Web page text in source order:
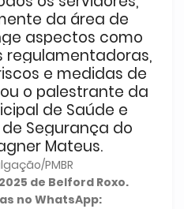
da área de
aspectos como
regulamentadoras,
e medidas de
o palestrante da
de Saúde e
Segurança do
Mateus.
PMBR
de Belford Roxo.
no WhatsApp: